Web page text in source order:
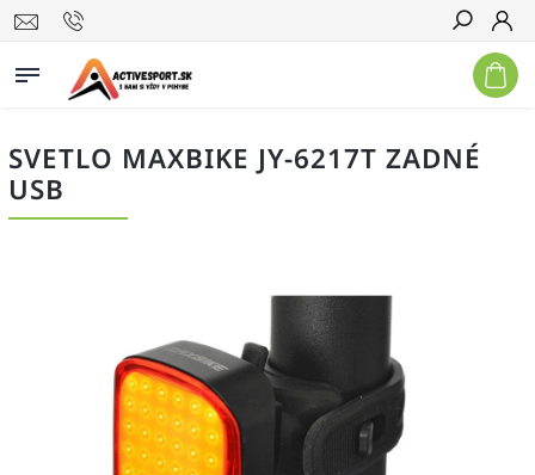
Hľadať
SVETLO MAXBIKE JY-6217T ZADNÉ
USB